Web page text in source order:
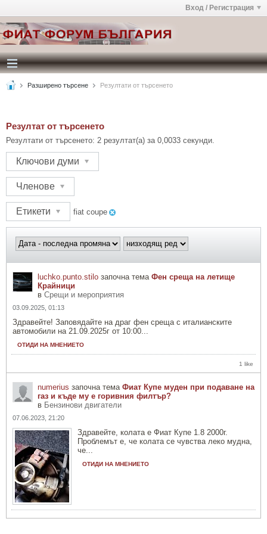
Вход / Регистрация
Разширено търсене Резултати от търсенето
Резултат от търсенето
Резултати от търсенето: 2 резултат(а) за 0,0033 секунди.
Ключови думи
Членове
Етикети fiat coupe
luchko.punto.stilo започна тема Фен среща на летище
Крайници
в Срещи и мероприятия
03.09.2025, 01:13
Здравейте! Заповядайте на драг фен среща с италианските
автомобили на 21.09.2025г от 10:00...
ОТИДИ НА МНЕНИЕТО
1 like
numerius започна тема Фиат Купе муден при подаване на
газ и къде му е горивния филтър?
в Бензинови двигатели
07.06.2023, 21:20
Здравейте, колата е Фиат Купе 1.8 2000г.
Проблемът е, че колата се чувства леко мудна,
че...
ОТИДИ НА МНЕНИЕТО